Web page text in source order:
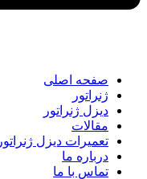
صفحه اصلی
ژنراتور
دیزل ژنراتور
مقالات
تعمیرات دیزل ژنراتور
درباره ما
تماس با ما